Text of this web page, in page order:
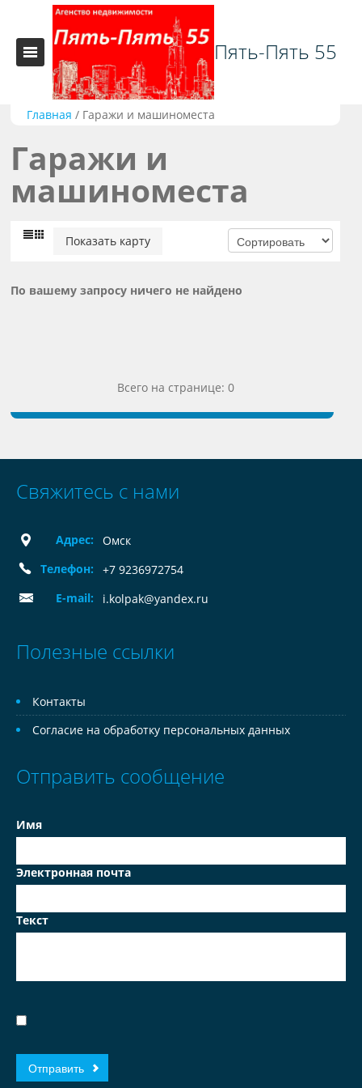
Пять-Пять 55
Главная / Гаражи и машиноместа
Гаражи и
машиноместа
Показать карту
По вашему запросу ничего не найдено
Всего на странице: 0
Свяжитесь с нами
Адрес:
Омск
Телефон:
+7 9236972754
E-mail:
i.kolpak@yandex.ru
Полезные ссылки
Контакты
Согласие на обработку персональных данных
Отправить сообщение
Имя
Электронная почта
Текст